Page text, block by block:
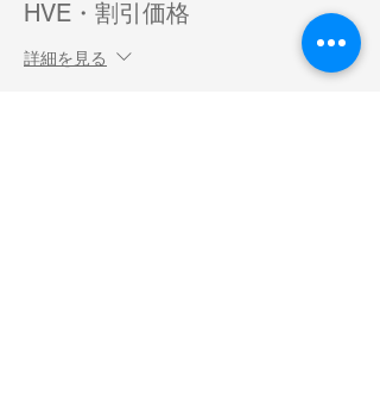
HVE・割引価格
詳細を見る